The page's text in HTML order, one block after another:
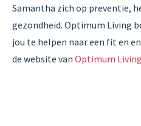
Samantha zich op preventie,
gezondheid. Optimum Living
jou te helpen naar een fit en
de website van Optimum Living